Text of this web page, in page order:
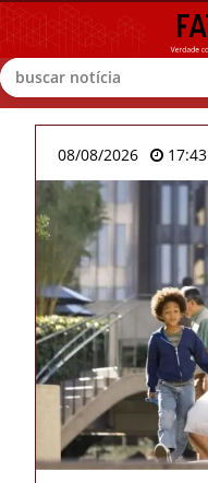
Buscar
08/08/2026 17:43